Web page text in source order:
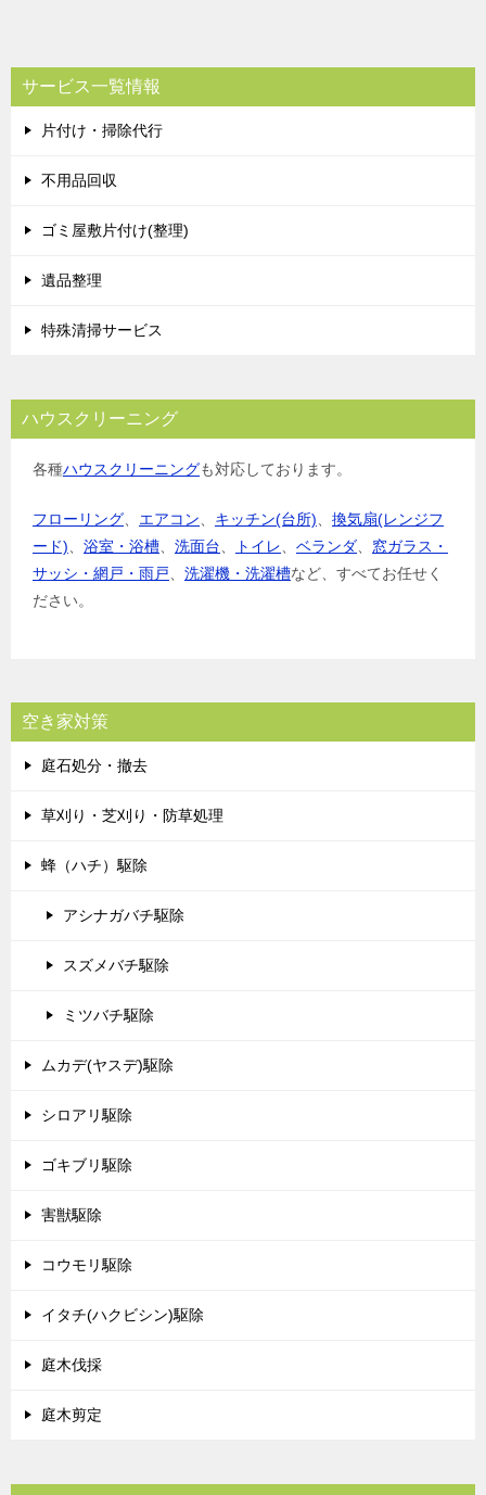
ビ
ゲ
ー
シ
サービス一覧情報
片付け・掃除代行
不用品回収
ゴミ屋敷片付け(整理)
遺品整理
特殊清掃サービス
ハウスクリーニング
各種ハウスクリーニングも対応しております。
フローリング、 エアコン、 キッチン(台所)、 換気扇(レンジフ
ード)、 浴室・浴槽、 洗面台、 トイレ、 ベランダ、 窓ガラス・
サッシ・網戸・雨戸、 洗濯機・洗濯槽など、すべてお任せく
ださい。
空き家対策
庭石処分・撤去
草刈り・芝刈り・防草処理
蜂（ハチ）駆除
アシナガバチ駆除
スズメバチ駆除
ミツバチ駆除
ムカデ(ヤスデ)駆除
シロアリ駆除
ゴキブリ駆除
害獣駆除
コウモリ駆除
イタチ(ハクビシン)駆除
庭木伐採
庭木剪定